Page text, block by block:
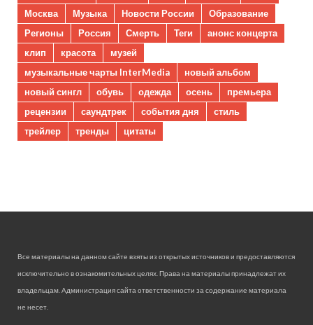
Москва
Музыка Новости России
Образование
Регионы
Россия Смерть Теги
анонс концерта
клип
красота
музей
музыкальные чарты InterMedia
новый альбом
новый сингл
обувь одежда осень
премьера
рецензии
саундтрек события дня
стиль
трейлер
тренды цитаты
Все материалы на данном сайте взяты из открытых источников и предоставляются
исключительно в ознакомительных целях. Права на материалы принадлежат их
владельцам. Администрация сайта ответственности за содержание материала
не несет.